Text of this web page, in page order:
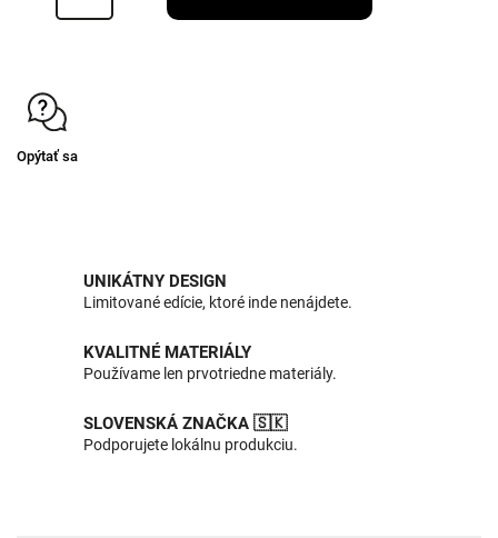
Opýtať sa
UNIKÁTNY DESIGN
Limitované edície, ktoré inde nenájdete.
KVALITNÉ MATERIÁLY
Používame len prvotriedne materiály.
SLOVENSKÁ ZNAČKA 🇸🇰
Podporujete lokálnu produkciu.